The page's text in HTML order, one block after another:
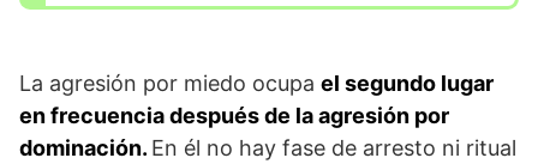
La agresión por miedo ocupa el segundo lugar
en frecuencia después de la agresión por
dominación. En él no hay fase de arresto ni ritual